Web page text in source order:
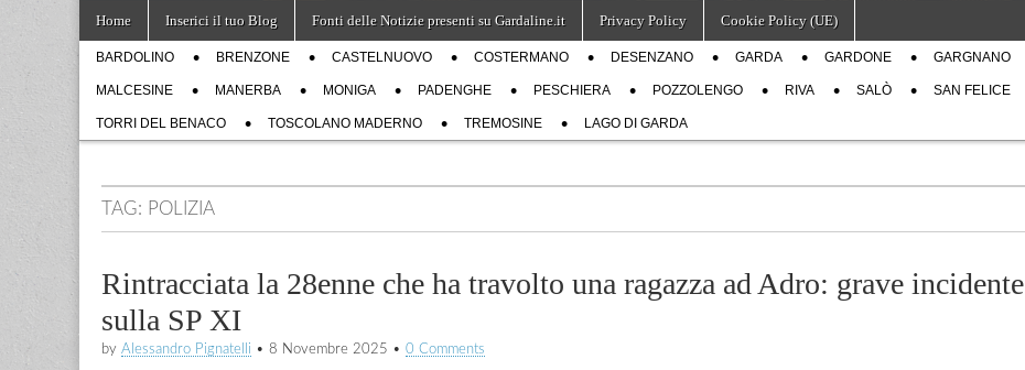
Main
menu
content
Home Inserici il tuo Blog Fonti delle Notizie presenti su Gardaline.it Privacy Policy Cookie Policy (UE)
SubBARDOLINO BRENZONE CASTELNUOVO COSTERMANO DESENZANO GARDA GARDONE GARGNANO
MALCESINE MANERBA MONIGA PADENGHE PESCHIERA POZZOLENGO RIVA SALÒ SAN FELICE
TORRI DEL BENACO TOSCOLANO MADERNO TREMOSINE LAGO DI GARDA
TAG: POLIZIA
Rintracciata la 28enne che ha travolto una ragazza ad Adro: grave incidente
sulla SP XI
by Alessandro Pignatelli • 8 Novembre 2025 • 0 Comments